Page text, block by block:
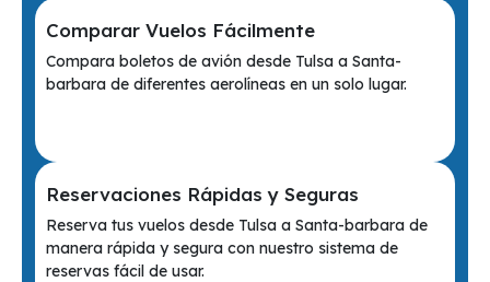
Comparar Vuelos Fácilmente
Compara boletos de avión desde Tulsa a Santa-
barbara de diferentes aerolíneas en un solo lugar.
Reservaciones Rápidas y Seguras
Reserva tus vuelos desde Tulsa a Santa-barbara de
manera rápida y segura con nuestro sistema de
reservas fácil de usar.